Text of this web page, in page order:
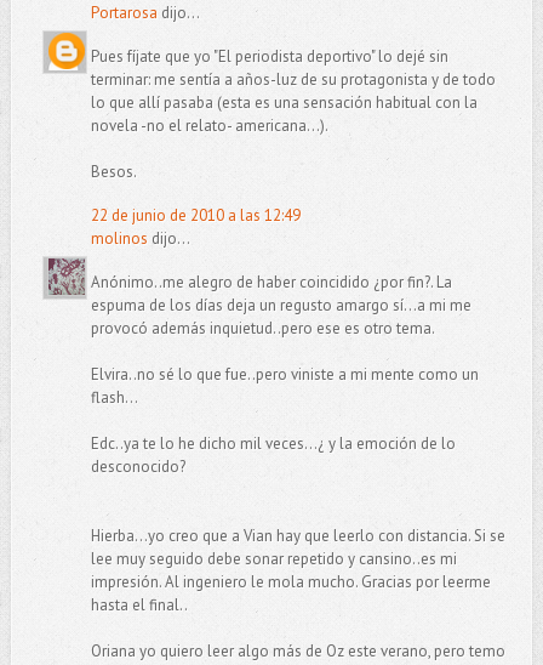
Portarosa dijo...
Pues fíjate que yo "El periodista deportivo" lo dejé sin
terminar: me sentía a años-luz de su protagonista y de todo
lo que allí pasaba (esta es una sensación habitual con la
novela -no el relato- americana...).
Besos.
22 de junio de 2010 a las 12:49
molinos dijo...
Anónimo..me alegro de haber coincidido ¿por fin?. La
espuma de los días deja un regusto amargo sí...a mi me
provocó además inquietud..pero ese es otro tema.
Elvira..no sé lo que fue..pero viniste a mi mente como un
flash...
Edc..ya te lo he dicho mil veces...¿ y la emoción de lo
desconocido?
Hierba...yo creo que a Vian hay que leerlo con distancia. Si se
lee muy seguido debe sonar repetido y cansino..es mi
impresión. Al ingeniero le mola mucho. Gracias por leerme
hasta el final..
Oriana yo quiero leer algo más de Oz este verano, pero temo